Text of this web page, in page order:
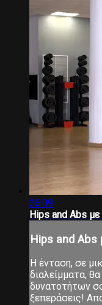
26:09
Hips and Abs
Hips and
Η ένταση, σε
διαλείμματα,
δυνατοτήτων
ξεπεράσεις!